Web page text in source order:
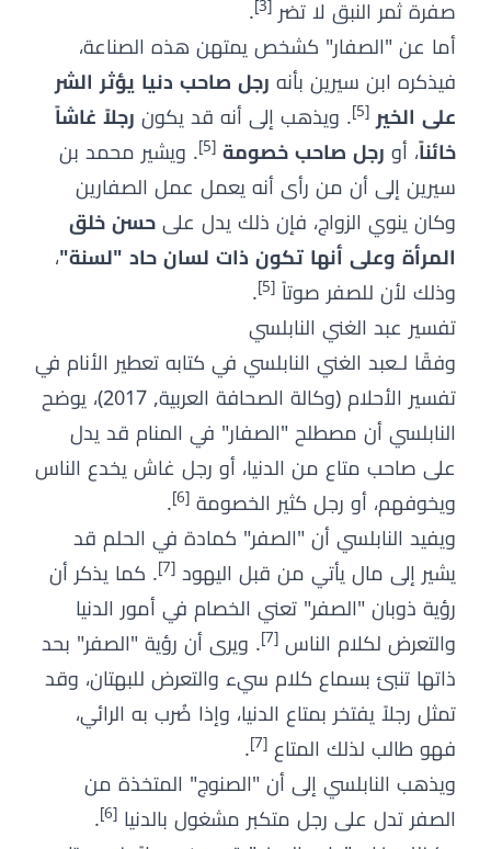
صفرة ثمر النبق لا تضر [3]
.
أما عن "الصفار" كشخص يمتهن هذه الصناعة،
فيذكره ابن سيرين بأنه رجل صاحب دنيا يؤثر الشر
على الخير [5] . ويذهب إلى أنه قد يكون رجلاً غاشاً
خائناً، أو رجل صاحب خصومة [5] . ويشير محمد بن
سيرين إلى أن من رأى أنه يعمل عمل الصفارين
وكان ينوي الزواج، فإن ذلك يدل علىحسن خلق
المرأة وعلى أنها تكون ذات لسان حاد "لسنة"،
وذلك لأن للصفر صوتاً [5]
.
تفسير عبد الغني النابلسي
وفقًا لـعبد الغني النابلسي في كتابه تعطير الأنام في
تفسير الأحلام (وكالة الصحافة العربية, 2017)، يوضح
النابلسي أن مصطلح "الصفار" في المنام قد يدل
على صاحب متاع من الدنيا، أو رجل غاش يخدع الناس
ويخوفهم، أو رجل كثير الخصومة [6]
.
ويفيد النابلسي أن "الصفر" كمادة في الحلم قد
يشير إلى مال يأتي من قبل اليهود [7] . كما يذكر أن
رؤية ذوبان "الصفر" تعني الخصام في أمور الدنيا
والتعرض لكلام الناس [7] . ويرى أن رؤية "الصفر" بحد
ذاتها تنبئ بسماع كلام سيء والتعرض للبهتان، وقد
تمثل رجلاً يفتخر بمتاع الدنيا، وإذا ضُرب به الرائي،
فهو طالب لذلك المتاع [7]
.
ويذهب النابلسي إلى أن "الصنوج" المتخذة من
الصفر تدل على رجل متكبر مشغول بالدنيا [6]
.